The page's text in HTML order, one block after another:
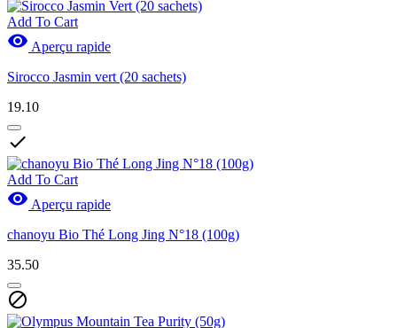
Add To Cart
 Aperçu rapide
Sirocco Jasmin vert (20 sachets)
19.10

Add To Cart
 Aperçu rapide
chanoyu Bio Thé Long Jing N°18 (100g)
35.50
